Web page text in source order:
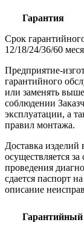
Гарантия
Срок
12/18/24/36/60
Предприятие-
гарантийного
или заменять
соблюдении
эксплуатации, а
правил монтажа.
Доставка изделий
осуществляется
проведения
сдается паспорт
описание
Гарантийный